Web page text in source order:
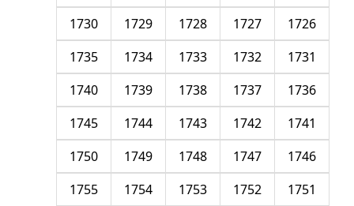
1726
1727
1728
1729
1730
1731
1732
1733
1734
1735
1736
1737
1738
1739
1740
1741
1742
1743
1744
1745
1746
1747
1748
1749
1750
1751
1752
1753
1754
1755